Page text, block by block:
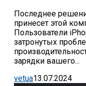
Последнее
принесет этой
Пользователи
затронутых
зарядки вашего...
vetua13.07.2024